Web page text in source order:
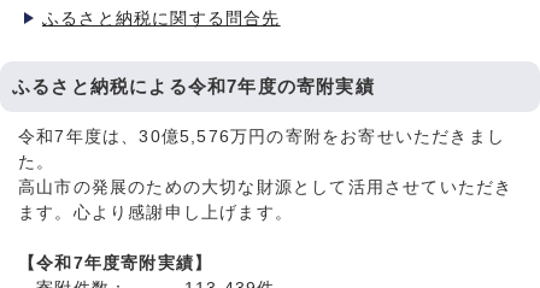
ふるさと納税に関する問合先
ふるさと納税による令和7年度の寄附実績
令和7年度は、30億5,576万円の寄附をお寄せいただきまし
た。
高山市の発展のための大切な財源として活用させていただき
ます。心より感謝申し上げます。
【令和7年度寄附実績】